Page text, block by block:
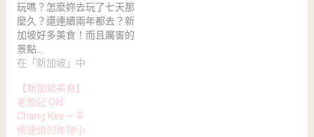
玩嗎？怎麼妳去玩了七天那
麼久？還連續兩年都去？新
加坡好多美食！而且厲害的
景點…
在「新加坡」中
【新加坡美食】
老曾記 Old
Chang Kee – 平
價連鎖的炸物小